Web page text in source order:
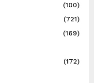
(100)
(721)
(169)
(172)